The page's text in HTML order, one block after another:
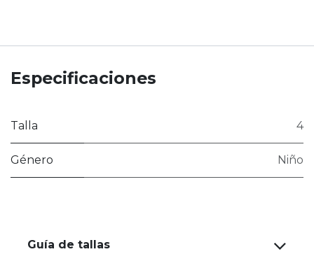
Especificaciones
Talla 4
Género Niño
Guía de tallas